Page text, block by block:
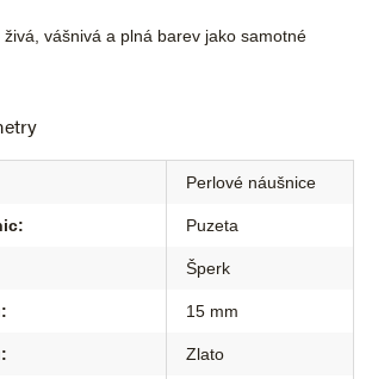
živá, vášnivá a plná barev jako samotné
Perlové náušnice
: Puzeta
Šperk
: 15 mm
: Zlato